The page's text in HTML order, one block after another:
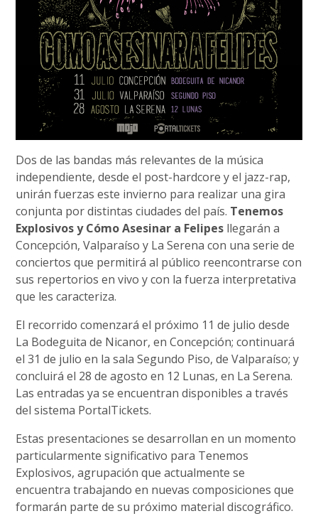
Dos de las bandas más relevantes de la música
independiente, desde el post-hardcore y el jazz-rap,
unirán fuerzas este invierno para realizar una gira
conjunta por distintas ciudades del país. Tenemos
Explosivos y Cómo Asesinar a Felipes llegarán a
Concepción, Valparaíso y La Serena con una serie de
conciertos que permitirá al público reencontrarse con
sus repertorios en vivo y con la fuerza interpretativa
que les caracteriza.
El recorrido comenzará el próximo 11 de julio desde
La Bodeguita de Nicanor, en Concepción; continuará
el 31 de julio en la sala Segundo Piso, de Valparaíso; y
concluirá el 28 de agosto en 12 Lunas, en La Serena.
Las entradas ya se encuentran disponibles a través
del sistema PortalTickets.
Estas presentaciones se desarrollan en un momento
particularmente significativo para Tenemos
Explosivos, agrupación que actualmente se
encuentra trabajando en nuevas composiciones que
formarán parte de su próximo material discográfico.